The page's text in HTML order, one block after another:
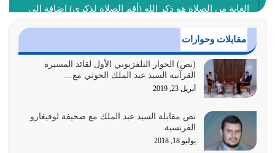
الغاية من الصلاة هو ذكر الله (أقم الصلاة لذكري) إضافة إلى
أغسطس 2, 2026
السبب الرئيسي لشقاء الأمة الابتعاد عن كتاب الله والتعدي
لحدود الله بالإضافات للدين
أغسطس 1, 2026
أبرز أسباب الشقاء هو الإعراض عن ذكر الله وعن هدى الله
المتمثل في القرآن الكريم
يوليو 31, 2026
مقابلات وحوارات
(نص) الحوار التلفزيوني الأول لقائد المسيرة
القرآنية السيد عبد الملك الحوثي مع…
أبريل 23, 2019
نص مقابلة السيد عبد الملك مع صحيفة لوفيغارو
الفرنسية.
يوليو 18, 2018